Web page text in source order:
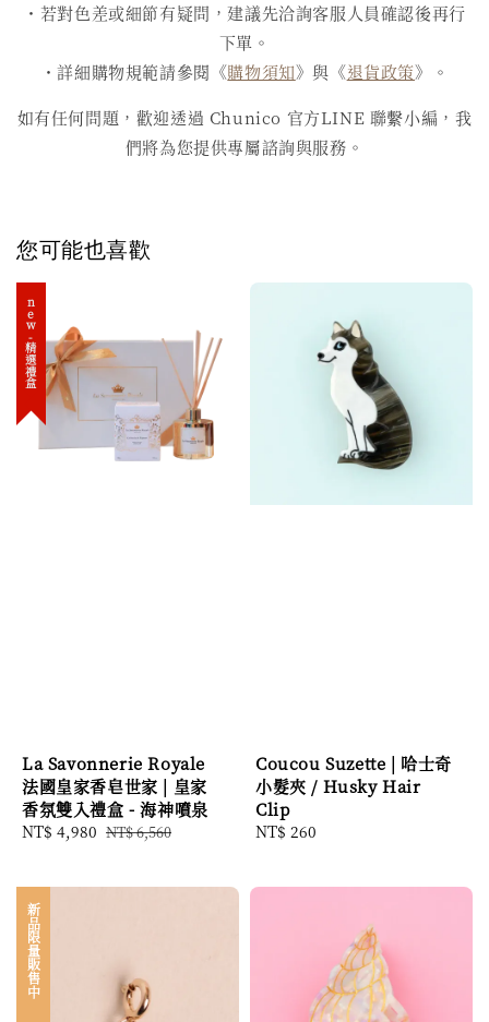
・若對色差或細節有疑問，建議先洽詢客服人員確認後再行
下單。
・詳細購物規範請參閱《購物須知》與《退貨政策》。
如有任何問題，歡迎透過 Chunico 官方LINE 聯繫小編，我
們將為您提供專屬諮詢與服務。
您可能也喜歡
new-精選禮盒
La Savonnerie Royale
法國皇家香皂世家 | 皇家
香氛雙入禮盒 - 海神噴泉
Sale
NT$ 4,980 Regular
NT$ 6,560
Coucou Suzette | 哈士奇
小髮夾 / Husky Hair
Clip
Regular
NT$ 260
新品限量販售中